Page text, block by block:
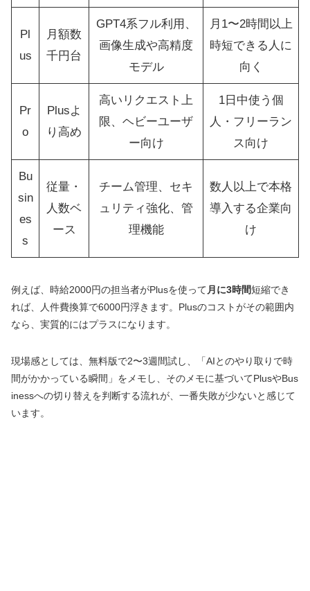
Pl
us
月額数
千円台
GPT4系フル利用、
画像生成や高精度
モデル
月1〜2時間以上
時短できる人に
向く
Pr
o
Plusよ
り高め
高いリクエスト上
限、ヘビーユーザ
ー向け
1日中使う個
人・フリーラン
ス向け
Bu
sin
es
s
従量・
人数ベ
ース
チーム管理、セキ
ュリティ強化、管
理機能
数人以上で本格
導入する企業向
け
例えば、時給2000円の担当者がPlusを使って 月に3時間短縮でき
れば、人件費換算で6000円浮きます。Plusのコストがその範囲内
なら、実質的にはプラスになります。
現場感としては、無料版で2〜3週間試し、「AIとのやり取りで時
間がかかっている瞬間」をメモし、そのメモに基づいてPlusやBus
inessへの切り替えを判断する流れが、一番失敗が少ないと感じて
います。